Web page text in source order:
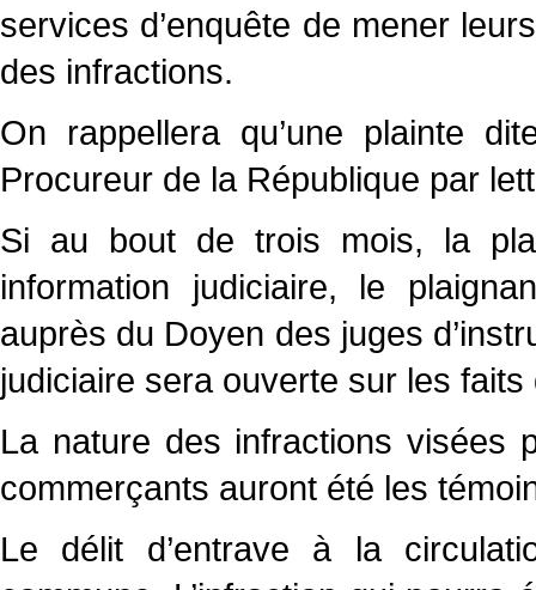
services d’enquête de mener
des infractions.
On rappellera qu’une plainte
Procureur de la République par
Si au bout de trois mois, la
information judiciaire, le
auprès du Doyen des juges
judiciaire sera ouverte sur les faits
La nature des infractions visées
commerçants auront été les
Le délit d’entrave à la